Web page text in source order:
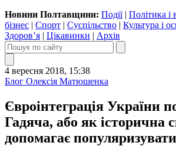
Новини Полтавщини: Події| Політика і
бізнес | Спорт | Суспільство | Культура і
Здоров’я | Цікавинки | Архів
4 вересня 2018, 15:38
Блог Олексія Матюшенка
Євроінтеграція України
Гадяча, або як історична
допомагає